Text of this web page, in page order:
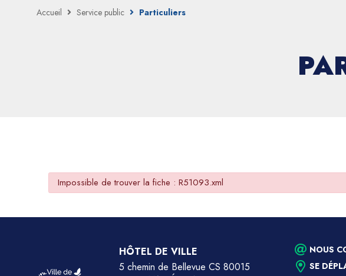
Accueil Service public Particuliers
Impossible de trouver la fiche : R51093.xml
HÔTEL DE VILLE
5 chemin de Bellevue CS 80015
NOUS
SE